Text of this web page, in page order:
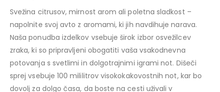
Svežina citrusov, mirnost arom ali poletna sladkost –
napolnite svoj avto z aromami, ki jih navdihuje narava.
Naša ponudba izdelkov vsebuje širok izbor osvežilcev
zraka, ki so pripravljeni obogatiti vaša vsakodnevna
potovanja s svetlimi in dolgotrajnimi igrami not. Dišeči
sprej vsebuje 100 mililitrov visokokakovostnih not, kar bo
dovolj za dolgo časa, da boste na cesti uživali v